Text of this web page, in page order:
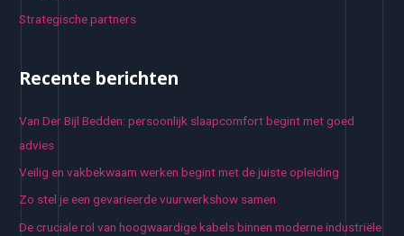
Strategische partners
Recente berichten
Van Der Bijl Bedden: persoonlijk slaapcomfort begint met goed
advies
Veilig en vakbekwaam werken begint met de juiste opleiding
Zo stel je een gevarieerde vuurwerkshow samen
De cruciale rol van hoogwaardige kabels binnen moderne industriële